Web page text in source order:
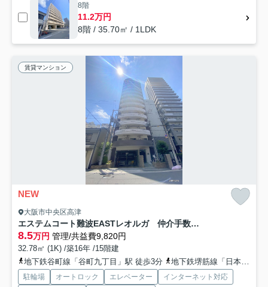
8階
11.2万円
8階 / 35.70㎡ / 1LDK
賃貸マンション
NEW
大阪市中央区高津
エステムコート難波EASTレオルガ 仲介手数料無料
8.5万円 管理/共益費9,820円
32.78㎡ (1K) /築16年 /15階建
地下鉄谷町線「谷町九丁目」駅 徒歩3分
地下鉄堺筋線「日本橋」駅 徒歩7分
駐輪場 オートロック エレベーター
インターネット対応